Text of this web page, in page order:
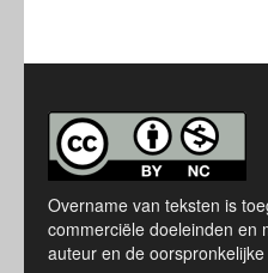
Overname van teksten is
commerciële doeleinden en
auteur en de